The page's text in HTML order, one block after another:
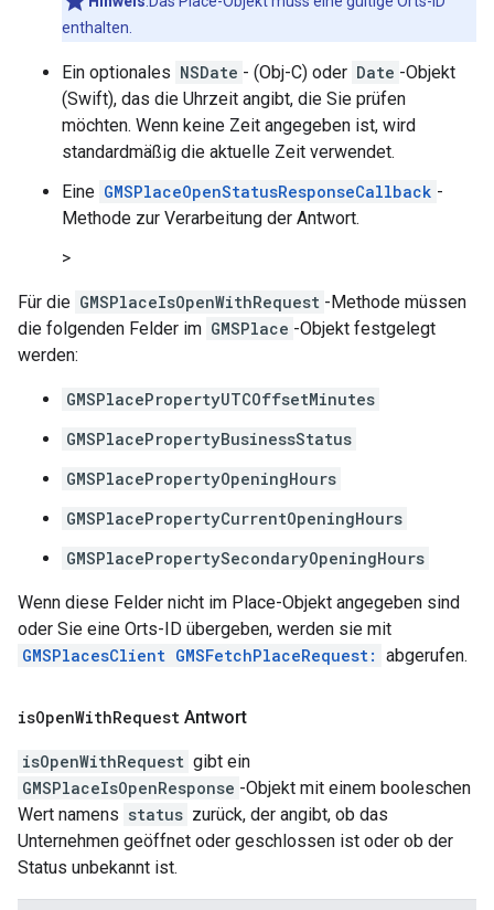
enthalten.
Ein optionales NSDate - (Obj-C) oder Date -Objekt
(Swift), das die Uhrzeit angibt, die Sie prüfen
möchten. Wenn keine Zeit angegeben ist, wird
standardmäßig die aktuelle Zeit verwendet.
Eine GMSPlaceOpenStatusResponseCallback -
Methode zur Verarbeitung der Antwort.
>
Für die GMSPlaceIsOpenWithRequest -Methode müssen
die folgenden Felder im GMSPlace -Objekt festgelegt
werden:
GMSPlacePropertyUTCOffsetMinutes
GMSPlacePropertyBusinessStatus
GMSPlacePropertyOpeningHours
GMSPlacePropertyCurrentOpeningHours
GMSPlacePropertySecondaryOpeningHours
Wenn diese Felder nicht im Place-Objekt angegeben sind
oder Sie eine Orts-ID übergeben, werden sie mit
GMSPlacesClient GMSFetchPlaceRequest: abgerufen.
isOpenWithRequest Antwort
isOpenWithRequest gibt ein
GMSPlaceIsOpenResponse -Objekt mit einem booleschen
Wert namens status zurück, der angibt, ob das
Unternehmen geöffnet oder geschlossen ist oder ob der
Status unbekannt ist.